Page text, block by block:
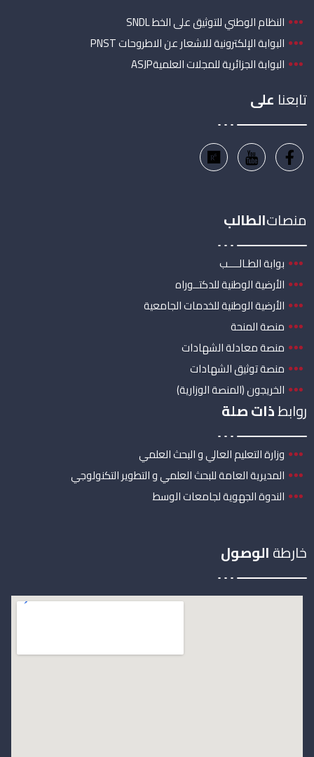
النظام الوطني للتوثيق على الخط SNDL
البوابة الإلكترونية للاشعار عن الاطروحات PNST
البوابة الجزائرية للمجلات العلميةASJP
تابعنا على
منصاتالطالب
بوابة الطـالــــب
الأرضية الوطنية للدكتــوراه
الأرضية الوطنية للخدمات الجامعية
منصة المنحة
منصة معادلة الشهادات
منصة توثيق الشهادات
الخريجون (المنصة الوزارية)
روابطذات صلة
وزارة التعليم العالي و البحث العلمي
المديرية العامة للبحث العلمي و التطوير التكنولوجي
الندوة الجهوية لجامعات الوسط
خارطةالوصول